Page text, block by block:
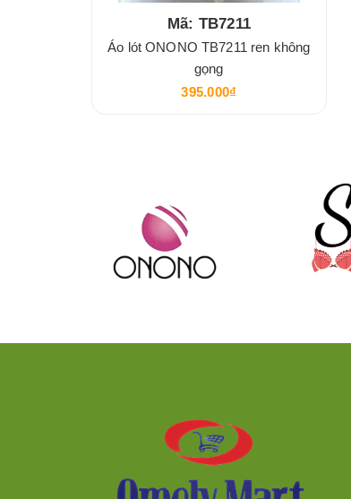
Mã: TB7211
Áo lót ONONO TB7211 ren không
gọng
395.000₫